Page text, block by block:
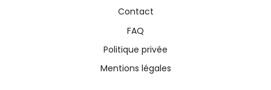
Contact
FAQ
Politique privée
Mentions légales